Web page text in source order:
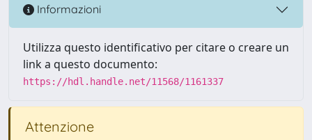
Informazioni
Utilizza questo identificativo per citare o creare un
link a questo documento:
https://hdl.handle.net/11568/1161337
Attenzione